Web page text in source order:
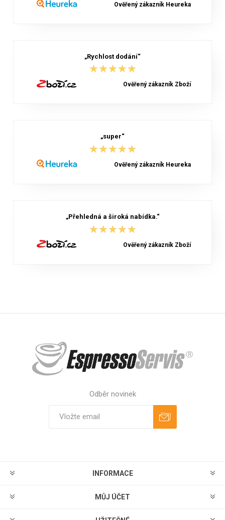
Ověřený zákazník Heureka
„Rychlost dodání“
★★★★★
★★★★★
Ověřený zákazník Zboží
„super“
★★★★★
★★★★★
Ověřený zákazník Heureka
„Přehledná a široká nabídka.“
★★★★★
★★★★★
Ověřený zákazník Zboží
Odběr novinek
INFORMACE
MŮJ ÚČET